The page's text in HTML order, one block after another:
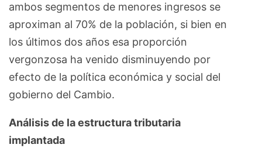
ambos segmentos de menores ingresos se
aproximan al 70% de la población, si bien en
los últimos dos años esa proporción
vergonzosa ha venido disminuyendo por
efecto de la política económica y social del
gobierno del Cambio.
Análisis de la estructura tributaria
implantada